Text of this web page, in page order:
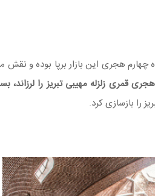
هجری این بازار برپا بوده و
قمری زلزله مهیبی تبریز را
را بازسازی کرد.